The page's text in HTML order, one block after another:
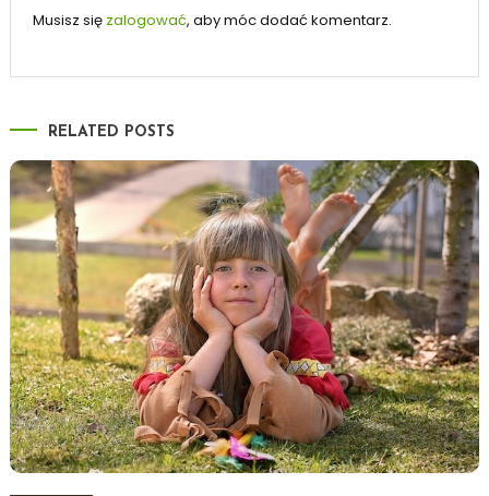
Musisz się zalogować, aby móc dodać komentarz.
RELATED POSTS